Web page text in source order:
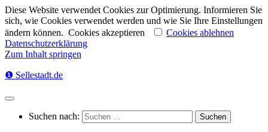
Diese Website verwendet Cookies zur Optimierung. Informieren Sie
sich, wie Cookies verwendet werden und wie Sie Ihre Einstellungen
ändern können. Cookies akzeptieren
Cookies ablehnen
Datenschutzerklärung
Zum Inhalt springen
❶ Sellestadt.de
Suchen nach: